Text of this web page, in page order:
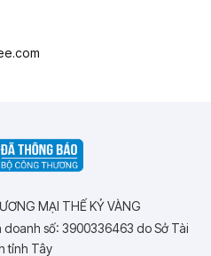
MẠI THẾ KỶ VÀNG
số: 3900336463 do Sở Tài
tỉnh Tây